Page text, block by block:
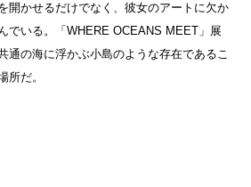
開かせるだけでなく、彼女のアートに欠か
でいる。「WHERE OCEANS MEET」展
通の海に浮かぶ小島のような存在であるこ
所だ。